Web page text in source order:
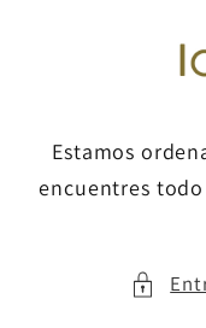
Estamos
encuentres